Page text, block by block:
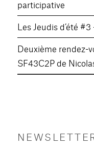
participative
Les Jeudis d’été
Deuxième rendez-
SF43C2P de